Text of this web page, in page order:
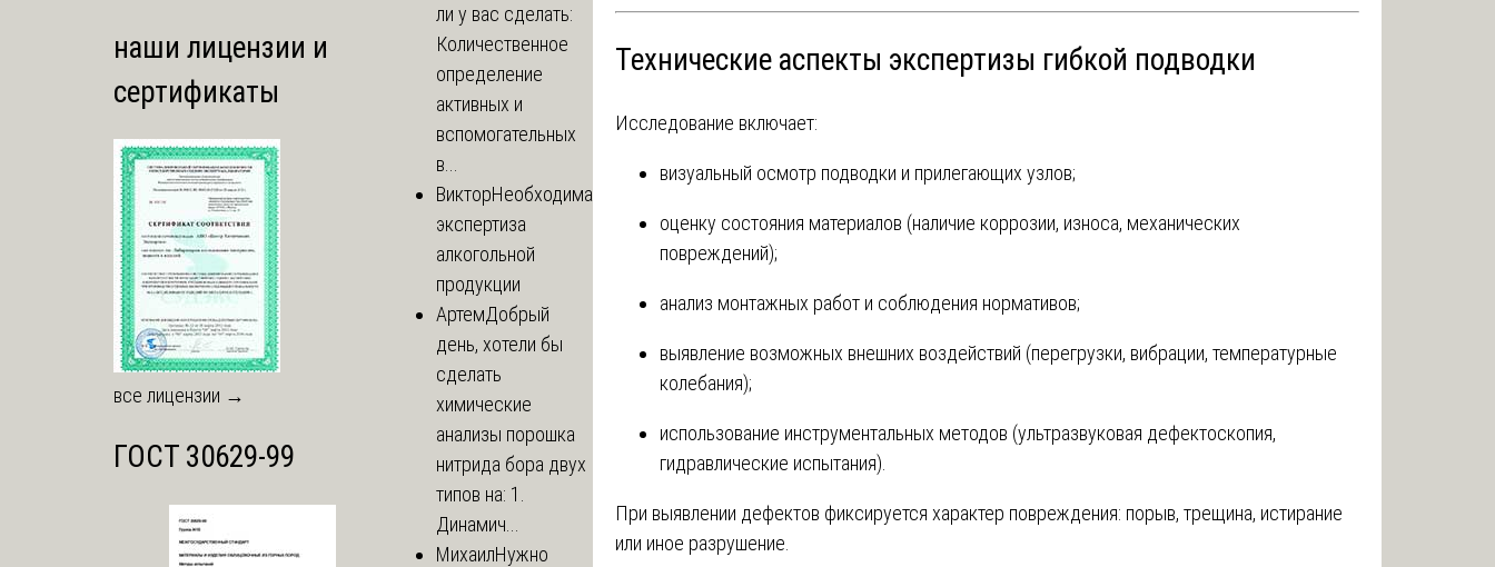
Технические аспекты экспертизы гибкой подводки
Исследование включает:
визуальный осмотр подводки и прилегающих узлов;
оценку состояния материалов (наличие коррозии, износа, механических
повреждений);
анализ монтажных работ и соблюдения нормативов;
выявление возможных внешних воздействий (перегрузки, вибрации, температурные
колебания);
использование инструментальных методов (ультразвуковая дефектоскопия,
гидравлические испытания).
При выявлении дефектов фиксируется характер повреждения: порыв, трещина, истирание
или иное разрушение.
наши лицензии и
сертификаты
все лицензии →
ГОСТ 30629-99
ли у вас сделать:
Количественное
определение
активных и
вспомогательных
в...
ВикторНеобходима
экспертиза
алкогольной
продукции
АртемДобрый
день, хотели бы
сделать
химические
анализы порошка
нитрида бора двух
типов на: 1.
Динамич...
МихаилНужно